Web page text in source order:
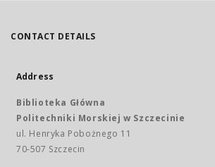
CONTACT DETAILS
Address
Biblioteka Główna
Politechniki Morskiej w Szczecinie
ul. Henryka Pobożnego 11
70-507 Szczecin